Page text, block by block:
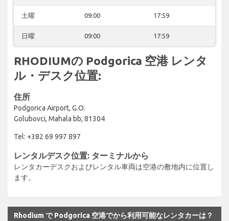
土曜 09:00 17:59
日曜 09:00 17:59
RHODIUMの Podgorica 空港 レンタ
ル・デスク位置:
住所
Podgorica Airport, G.O.
Golubovci, Mahala bb, 81304
Tel: +382 69 997 897
レンタルデスク位置: ターミナルから
レンタカーデスクおよびレンタル車両は空港の敷地内に位置し
ます。
Rhodium で Podgorica 空港でから利用可能なレンタカーは？